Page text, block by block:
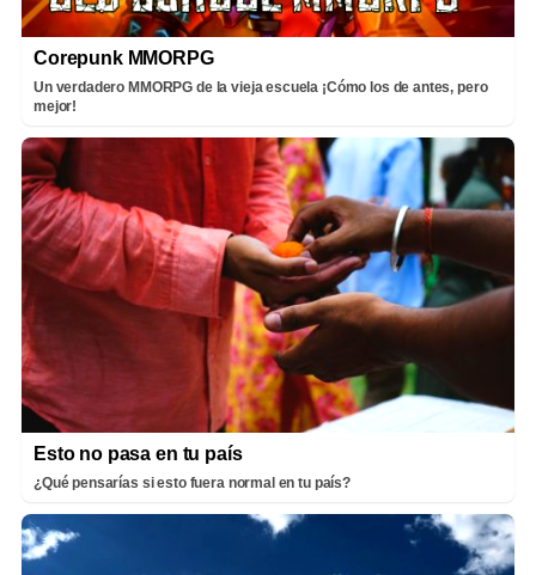
Corepunk MMORPG
Un verdadero MMORPG de la vieja escuela ¡Cómo los de antes, pero
mejor!
Esto no pasa en tu país
¿Qué pensarías si esto fuera normal en tu país?